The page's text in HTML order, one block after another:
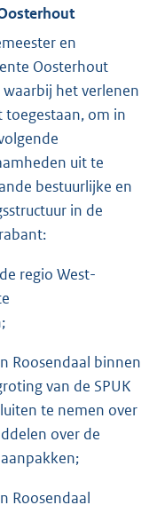
en
Oosterhout
het verlenen
om in
uit te
bestuurlijke en
in de
regio West-
Roosendaal binnen
van de SPUK
te nemen over
over de
Roosendaal